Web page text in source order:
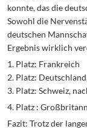
konnte, das die
Sowohl die
deutschen
Ergebnis wirklich
1. Platz: Frankreich
2. Platz:
3. Platz: Schweiz,
4. Platz :
Fazit: Trotz der